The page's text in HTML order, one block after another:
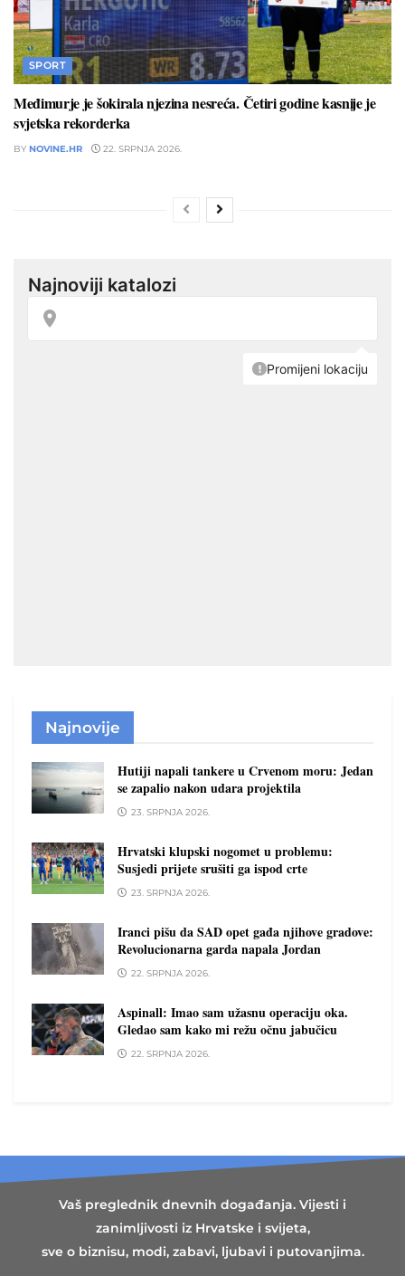
SPORT
Međimurje je šokirala njezina nesreća. Četiri godine kasnije je
svjetska rekorderka
BY NOVINE.HR 22. SRPNJA 2026.
Najnovije
Hutiji napali tankere u Crvenom moru: Jedan
se zapalio nakon udara projektila
23. SRPNJA 2026.
Hrvatski klupski nogomet u problemu:
Susjedi prijete srušiti ga ispod crte
23. SRPNJA 2026.
Iranci pišu da SAD opet gađa njihove gradove:
Revolucionarna garda napala Jordan
22. SRPNJA 2026.
Aspinall: Imao sam užasnu operaciju oka.
Gledao sam kako mi režu očnu jabučicu
22. SRPNJA 2026.
Vaš preglednik dnevnih događanja. Vijesti i
zanimljivosti iz Hrvatske i svijeta,
sve o biznisu, modi, zabavi, ljubavi i putovanjima.